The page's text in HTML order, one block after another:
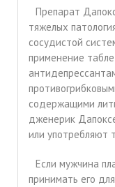
Препарат
тяжелых
сосудистой
применение
содержащими
дженерик
или употребляют
Если мужчина
принимать его